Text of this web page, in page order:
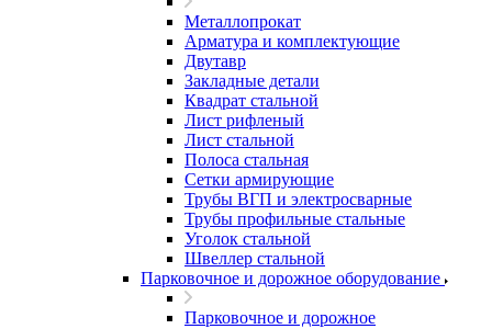
Металлопрокат
Арматура и комплектующие
Двутавр
Закладные детали
Квадрат стальной
Лист рифленый
Лист стальной
Полоса стальная
Сетки армирующие
Трубы ВГП и электросварные
Трубы профильные стальные
Уголок стальной
Швеллер стальной
Парковочное и дорожное оборудование
Парковочное и дорожное